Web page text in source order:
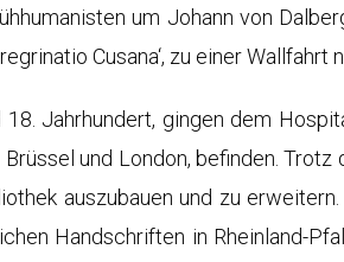
um Johann von
Cusana‘, zu einer Wallfahrt
Jahrhundert, gingen dem
und London, befinden.
auszubauen und zu
Handschriften in Rheinland-